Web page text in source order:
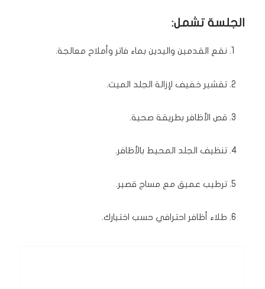
الجلسة تشمل:
نقع القدمين واليدين بماء فاتر وأملاح معالجة.
تقشير خفيف لإزالة الجلد الميت.
قص الأظافر بطريقة صحية.
تنظيف الجلد المحيط بالأظافر.
ترطيب عميق مع مساج قصير.
طلاء أظافر احترافي حسب اختيارك.